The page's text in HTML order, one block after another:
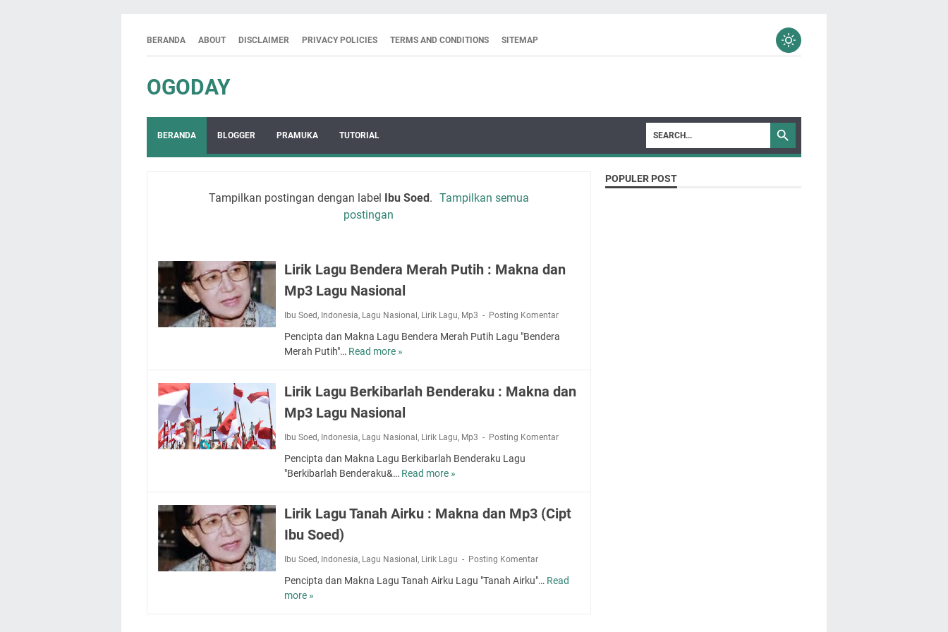
BERANDA ABOUT DISCLAIMER PRIVACY POLICIES TERMS AND CONDITIONS SITEMAP
OGODAY
BERANDA BLOGGER PRAMUKA TUTORIAL
Tampilkan postingan dengan label Ibu Soed. Tampilkan semua
postingan
Lirik Lagu Bendera Merah Putih : Makna dan
Mp3 Lagu Nasional
Ibu Soed, Indonesia, Lagu Nasional, Lirik Lagu, Mp3 Posting Komentar
Pencipta dan Makna Lagu Bendera Merah Putih Lagu "Bendera
Merah Putih"… Read more »
i
a
g
u
n
r
a
Lirik Lagu Berkibarlah Benderaku : Makna dan
Mp3 Lagu Nasional
Ibu Soed, Indonesia, Lagu Nasional, Lirik Lagu, Mp3 Posting Komentar
Pencipta dan Makna Lagu Berkibarlah Benderaku Lagu
"Berkibarlah Benderaku&… Read more »
i
a
g
Lirik Lagu Tanah Airku : Makna dan Mp3 (Cipt
Ibu Soed)
Ibu Soed, Indonesia, Lagu Nasional, Lirik Lagu Posting Komentar
Pencipta dan Makna Lagu Tanah Airku Lagu "Tanah Airku"… Read
more »
L
POPULER POST